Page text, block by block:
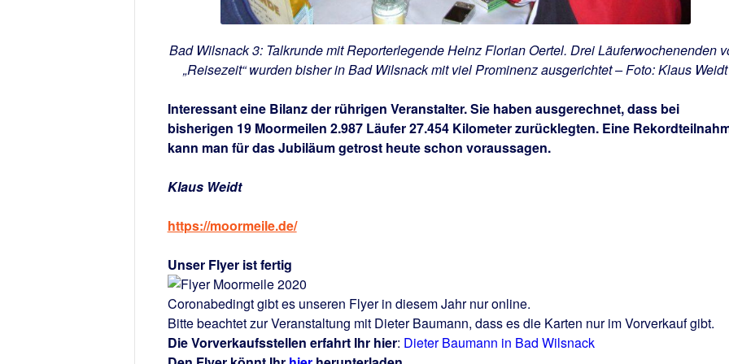
Bad Wilsnack 3: Talkrunde mit Reporterlegende Heinz Florian Oertel. Drei Läuferwochenenden
„Reisezeit“ wurden bisher in Bad Wilsnack mit viel Prominenz ausgerichtet – Foto: Klaus Weidt
Interessant eine Bilanz der rührigen Veranstalter. Sie haben ausgerechnet, dass bei
bisherigen 19 Moormeilen 2.987 Läufer 27.454 Kilometer zurücklegten. Eine
kann man für das Jubiläum getrost heute schon voraussagen.
Klaus Weidt
https://moormeile.de/
Unser Flyer ist fertig
Coronabedingt gibt es unseren Flyer in diesem Jahr nur online.
Bitte beachtet zur Veranstaltung mit Dieter Baumann, dass es die Karten nur im Vorverkauf gibt.
Die Vorverkaufsstellen erfahrt Ihr hier: Dieter Baumann in Bad Wilsnack